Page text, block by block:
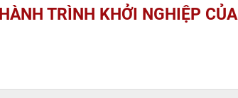
TRÌNH KHỞI NGHIỆP CỦA